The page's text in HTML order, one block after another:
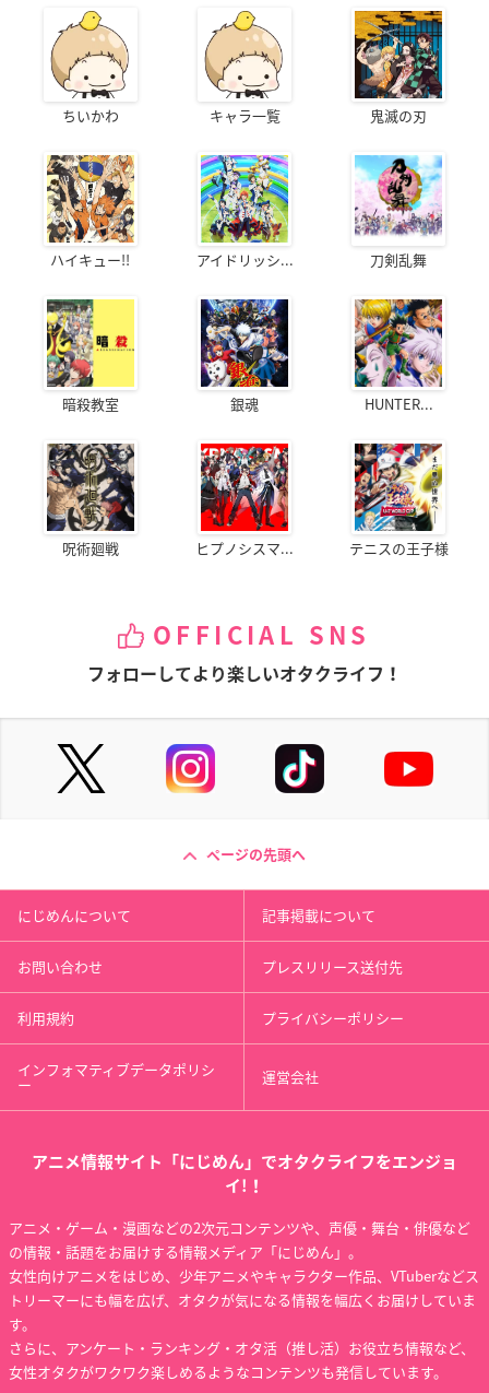
ちいかわ キャラ一覧 鬼滅の刃
ハイキュー!! アイドリッシ... 刀剣乱舞
暗殺教室 銀魂 HUNTER...
呪術廻戦 ヒプノシスマ... テニスの王子様
OFFICIAL SNS
フォローしてより楽しいオタクライフ！
ページの先頭へ
にじめんについて 記事掲載について
お問い合わせ プレスリリース送付先
利用規約 プライバシーポリシー
インフォマティブデータポリシ
ー 運営会社
アニメ情報サイト「にじめん」でオタクライフをエンジョ
イ!！
アニメ・ゲーム・漫画などの2次元コンテンツや、声優・舞台・俳優など
の情報・話題をお届けする情報メディア「にじめん」。
女性向けアニメをはじめ、少年アニメやキャラクター作品、VTuberなどス
トリーマーにも幅を広げ、オタクが気になる情報を幅広くお届けしていま
す。
さらに、アンケート・ランキング・オタ活（推し活）お役立ち情報など、
女性オタクがワクワク楽しめるようなコンテンツも発信しています。